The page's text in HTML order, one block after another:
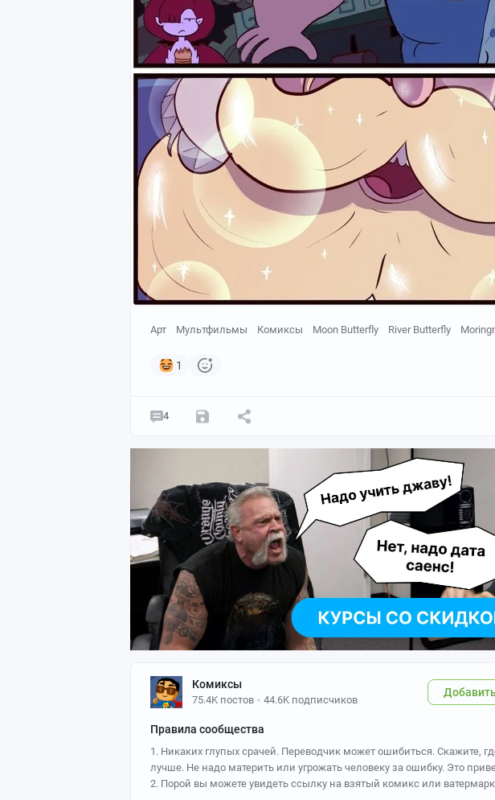
Арт Мультфильмы Комиксы Moon Butterfly River Butterfly
1
4
Комиксы
75.4K постов 44.6K подписчиков
Правила сообщества
1. Никаких глупых срачей. Переводчик может ошибиться. Скажите,
лучше. Не надо материть или угрожать человеку за ошибку. Это
2. Порой вы можете увидеть ссылку на взятый комикс или